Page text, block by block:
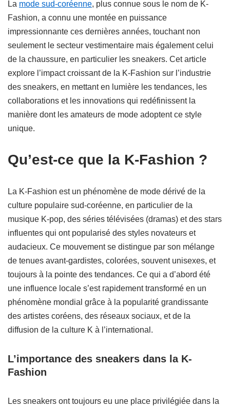
La mode sud-coréenne, plus connue sous le nom de K-
Fashion, a connu une montée en puissance
impressionnante ces dernières années, touchant non
seulement le secteur vestimentaire mais également celui
de la chaussure, en particulier les sneakers. Cet article
explore l’impact croissant de la K-Fashion sur l’industrie
des sneakers, en mettant en lumière les tendances, les
collaborations et les innovations qui redéfinissent la
manière dont les amateurs de mode adoptent ce style
unique.
Qu’est-ce que la K-Fashion ?
La K-Fashion est un phénomène de mode dérivé de la
culture populaire sud-coréenne, en particulier de la
musique K-pop, des séries télévisées (dramas) et des stars
influentes qui ont popularisé des styles novateurs et
audacieux. Ce mouvement se distingue par son mélange
de tenues avant-gardistes, colorées, souvent unisexes, et
toujours à la pointe des tendances. Ce qui a d’abord été
une influence locale s’est rapidement transformé en un
phénomène mondial grâce à la popularité grandissante
des artistes coréens, des réseaux sociaux, et de la
diffusion de la culture K à l’international.
L’importance des sneakers dans la K-
Fashion
Les sneakers ont toujours eu une place privilégiée dans la